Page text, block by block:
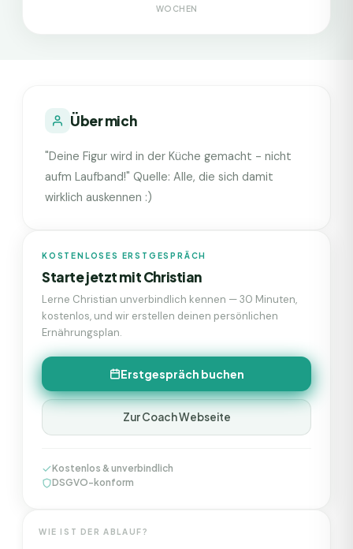
WOCHEN
Über mich
"Deine Figur wird in der Küche gemacht - nicht
aufm Laufband!" Quelle: Alle, die sich damit
wirklich auskennen :)
KOSTENLOSES ERSTGESPRÄCH
Starte jetzt mitChristian
Lerne Christian unverbindlich kennen — 30 Minuten,
kostenlos, und wir erstellen deinen persönlichen
Ernährungsplan.
Erstgespräch buchen
Zur Coach Webseite
Kostenlos & unverbindlich
DSGVO-konform
WIE IST DER ABLAUF?